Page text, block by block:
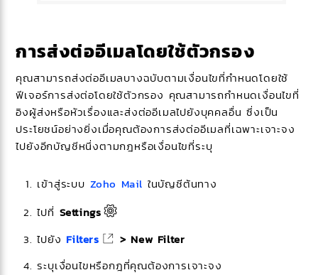
การส่งต่ออีเมลโดยใช้ตัวกรอง
คุณสามารถส่งต่ออีเมลบางฉบับตามเงื่อนไขที่กำหนดโดยใช้
ฟีเจอร์การส่งต่อโดยใช้ตัวกรอง คุณสามารถกำหนดเงื่อนไขที่
อิงผู้ส่งหรือหัวเรื่องและส่งต่ออีเมลไปยังบุคคลอื่น ซึ่งเป็น
ประโยชน์อย่างยิ่งเมื่อคุณต้องการส่งต่ออีเมลที่เฉพาะเจาะจง
ไปยังอีกบัญชีหนึ่งตามกฎหรือเงื่อนไขที่ระบุ
เข้าสู่ระบบ Zoho Mail ในบัญชีต้นทาง
ไปที่ Settings
ไปยัง Filters
> New Filter
ระบุเงื่อนไขหรือกฎที่คุณต้องการเจาะจง